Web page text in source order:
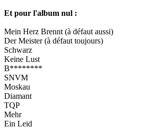
Et pour l'album nul :
Mein Herz Brennt (à défaut aussi)
Der Meister (à défaut toujours)
Schwarz
Keine Lust
B********
SNVM
Moskau
Diamant
TQP
Mehr
Ein Leid